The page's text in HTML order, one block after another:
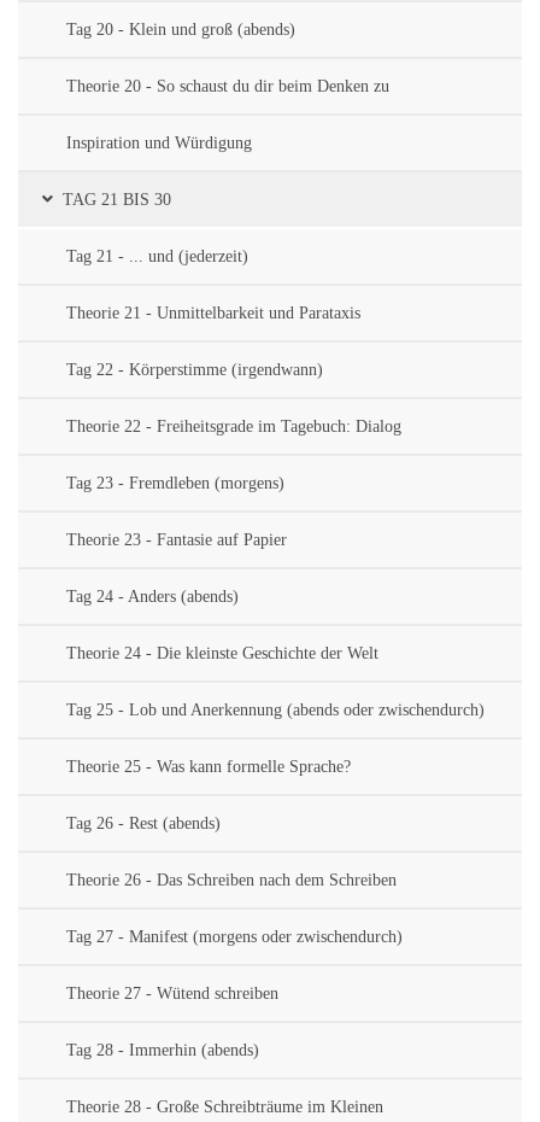
Tag 20 - Klein und groß (abends)
Theorie 20 - So schaust du dir beim Denken zu
Inspiration und Würdigung
TAG 21 BIS 30
Tag 21 - ... und (jederzeit)
Theorie 21 - Unmittelbarkeit und Parataxis
Tag 22 - Körperstimme (irgendwann)
Theorie 22 - Freiheitsgrade im Tagebuch: Dialog
Tag 23 - Fremdleben (morgens)
Theorie 23 - Fantasie auf Papier
Tag 24 - Anders (abends)
Theorie 24 - Die kleinste Geschichte der Welt
Tag 25 - Lob und Anerkennung (abends oder zwischendurch)
Theorie 25 - Was kann formelle Sprache?
Tag 26 - Rest (abends)
Theorie 26 - Das Schreiben nach dem Schreiben
Tag 27 - Manifest (morgens oder zwischendurch)
Theorie 27 - Wütend schreiben
Tag 28 - Immerhin (abends)
Theorie 28 - Große Schreibträume im Kleinen